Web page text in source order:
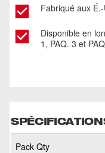
Fabriqué aux É.-
Disponible en
1, PAQ. 3 et
Pack Qty